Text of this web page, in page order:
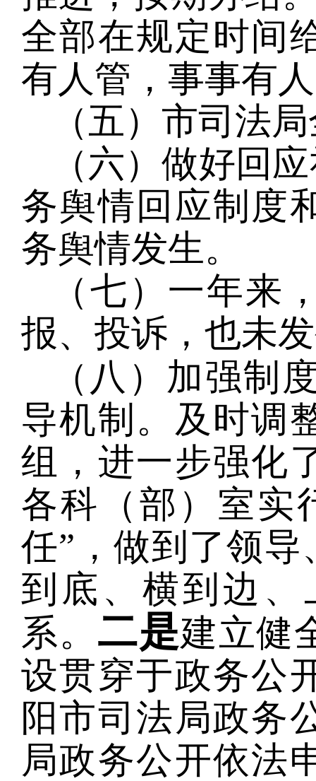
全部在规定时间
有人管，事事有
（五）市司法
（六）做好回
务舆情回应制度
务舆情发生。
（七）一年来
报、投诉，也未
（八）加强制
导机制。及时调
组，进一步强化
各科（部）室实
任”，做到了领导
到底、横到边
系。 二是建立健
设贯穿于政务公
阳市司法局政务
局政务公开依法